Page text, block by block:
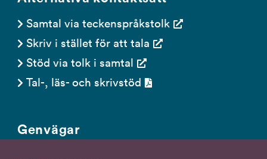
Samtal via teckenspråkstolk
Skriv i stället för att tala
Stöd via tolk i samtal
Tal-, läs- och skrivstöd
Genvägar